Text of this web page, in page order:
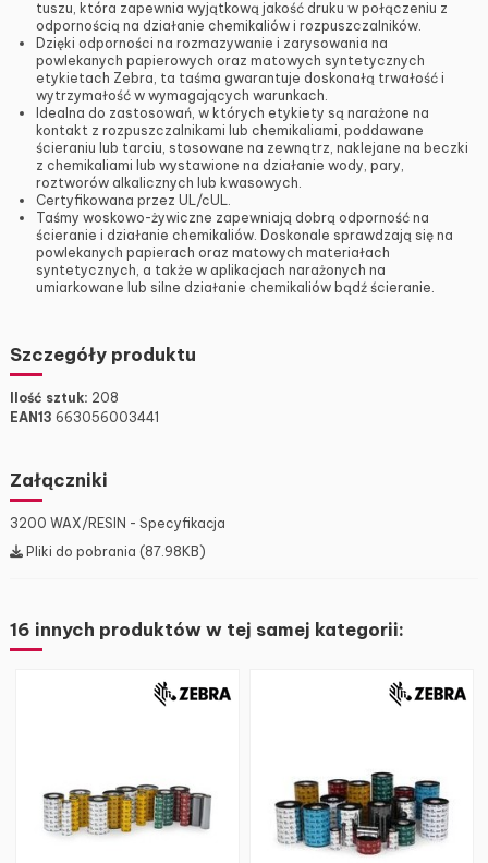
tuszu, która zapewnia wyjątkową jakość druku w połączeniu z
odpornością na działanie chemikaliów i rozpuszczalników.
Dzięki odporności na rozmazywanie i zarysowania na
powlekanych papierowych oraz matowych syntetycznych
etykietach Zebra, ta taśma gwarantuje doskonałą trwałość i
wytrzymałość w wymagających warunkach.
Idealna do zastosowań, w których etykiety są narażone na
kontakt z rozpuszczalnikami lub chemikaliami, poddawane
ścieraniu lub tarciu, stosowane na zewnątrz, naklejane na beczki
z chemikaliami lub wystawione na działanie wody, pary,
roztworów alkalicznych lub kwasowych.
Certyfikowana przez UL/cUL.
Taśmy woskowo-żywiczne zapewniają dobrą odporność na
ścieranie i działanie chemikaliów. Doskonale sprawdzają się na
powlekanych papierach oraz matowych materiałach
syntetycznych, a także w aplikacjach narażonych na
umiarkowane lub silne działanie chemikaliów bądź ścieranie.
Szczegóły produktu
Ilość sztuk: 208
EAN13 663056003441
Załączniki
3200 WAX/RESIN - Specyfikacja
Pliki do pobrania (87.98KB)
16 innych produktów w tej samej kategorii: